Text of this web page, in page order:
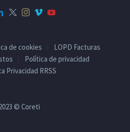
de cookies
LOPD Facturas
Política de privacidad
Privacidad RRSS
© Coreti